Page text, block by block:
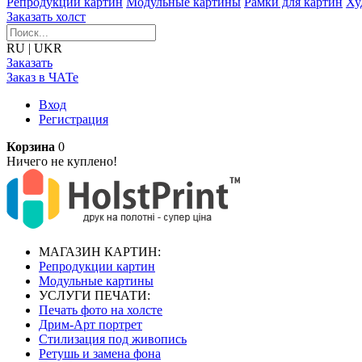
Заказать холст
RU | UKR
Заказать
Заказ в ЧАТе
Вход
Регистрация
Корзина 0
Ничего не куплено!
МАГАЗИН КАРТИН:
Репродукции картин
Модульные картины
УСЛУГИ ПЕЧАТИ:
Печать фото на холсте
Дрим-Арт портрет
Стилизация под живопись
Ретушь и замена фона